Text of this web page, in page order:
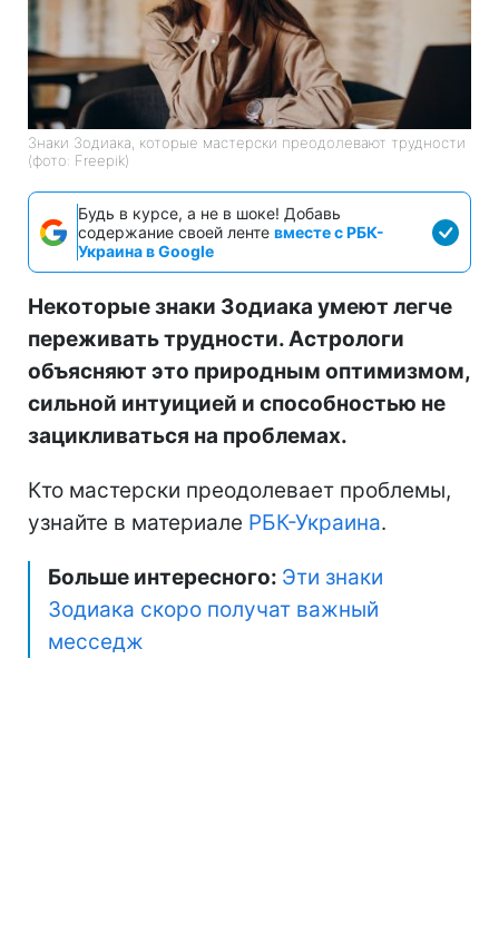
Знаки Зодиака, которые мастерски преодолевают трудности
(фото: Freepik)
Будь в курсе, а не в шоке! Добавь
содержание своей ленте вместе с РБК-
Украина в Google
Некоторые знаки Зодиака умеют легче
переживать трудности. Астрологи
объясняют это природным оптимизмом,
сильной интуицией и способностью не
зацикливаться на проблемах.
Кто мастерски преодолевает проблемы,
узнайте в материале РБК-Украина.
Больше интересного: Эти знаки
Зодиака скоро получат важный
месседж